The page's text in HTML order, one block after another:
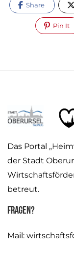
Share
Pin It
Das Portal
der Stadt
betreut.
Fragen?
Mail: